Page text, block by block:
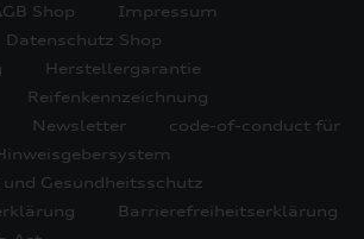
Shop
Impressum
Datenschutz Shop
Herstellergarantie
Reifenkennzeichnung
Newsletter
code-of-conduct für
Gesundheitsschutz
Barrierefreiheitserklärung